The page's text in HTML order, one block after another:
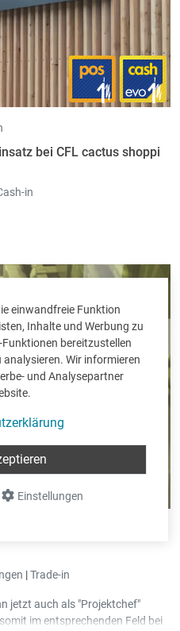
einwandfreie Funktion
Inhalte und Werbung zu
bereitzustellen
Wir informieren
und Analysepartner
Einstellungen
bei CFL cactus shoppi
in
|Trade-in
jetzt auch als "Projektchef"
im entsprechenden Feld bei